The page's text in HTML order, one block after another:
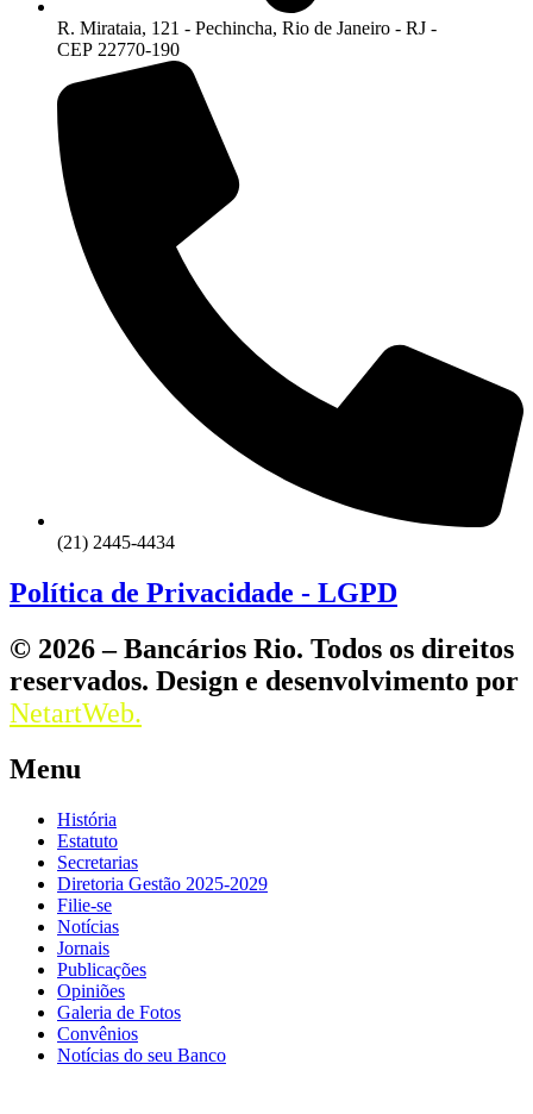
R. Mirataia, 121 - Pechincha, Rio de Janeiro - RJ -
CEP 22770-190
(21) 2445-4434
Política de Privacidade - LGPD
© 2026 – Bancários Rio. Todos os direitos
reservados. Design e desenvolvimento por
NetartWeb.
Menu
História
Estatuto
Secretarias
Diretoria Gestão 2025-2029
Filie-se
Notícias
Jornais
Publicações
Opiniões
Galeria de Fotos
Convênios
Notícias do seu Banco